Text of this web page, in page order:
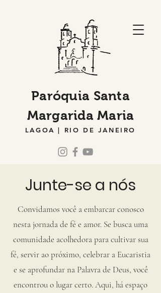
Paróquia Santa
Margarida Maria
LAGOA | RIO DE JANEIRO
Junte-se a nós
Convidamos você a embarcar conosco
nesta jornada de fé e amor. Se busca uma
comunidade acolhedora para cultivar sua
fé, servir ao próximo, celebrar a Eucaristia
e se aprofundar na Palavra de Deus, você
encontrou o lugar certo. Aqui, há espaço